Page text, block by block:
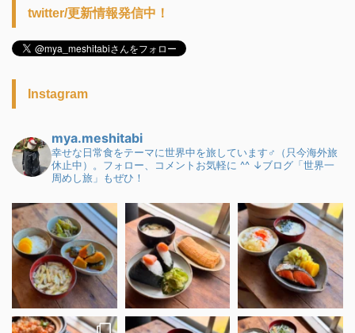
twitter/更新情報発信中！
Instagram
mya.meshitabi
幸せな日常食をテーマに世界中を旅しています♂（只今海外旅
休止中）。フォロー、コメントお気軽に ^^ ↓ブログ「世界一
周めし旅」もぜひ！